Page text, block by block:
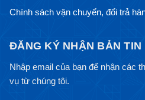
Chính sách vận chuyển, đổi trả
ĐĂNG KÝ NHẬN BẢN TIN
Nhập email của bạn để nhận các
vụ từ chúng tôi.